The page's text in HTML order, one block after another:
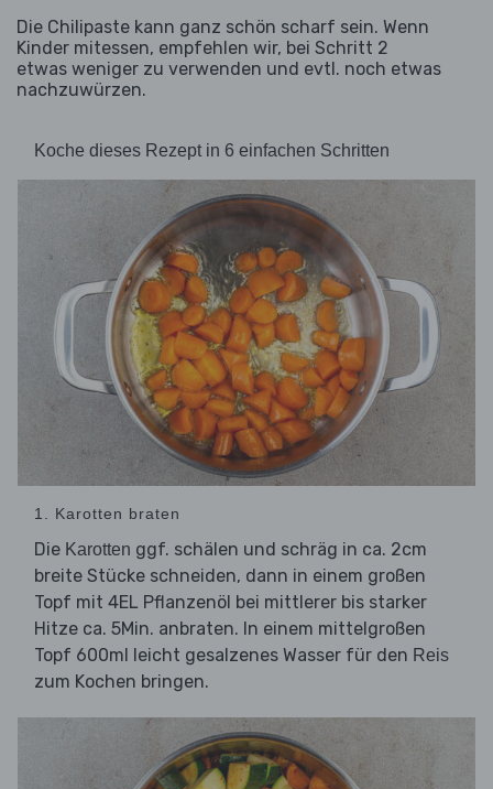
Die Chilipaste kann ganz schön scharf sein. Wenn
Kinder mitessen, empfehlen wir, bei Schritt 2
etwas weniger zu verwenden und evtl. noch etwas
nachzuwürzen.
Koche dieses Rezept in 6 einfachen Schritten
1. Karotten braten
Die Karotten ggf. schälen und schräg in ca. 2cm
breite Stücke schneiden, dann in einem großen
Topf mit 4EL Pflanzenöl bei mittlerer bis starker
Hitze ca. 5Min. anbraten. In einem mittelgroßen
Topf 600ml leicht gesalzenes Wasser für den Reis
zum Kochen bringen.